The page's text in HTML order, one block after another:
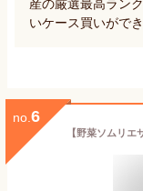
産の厳選最高ラン
いケース買いがで
no. 6